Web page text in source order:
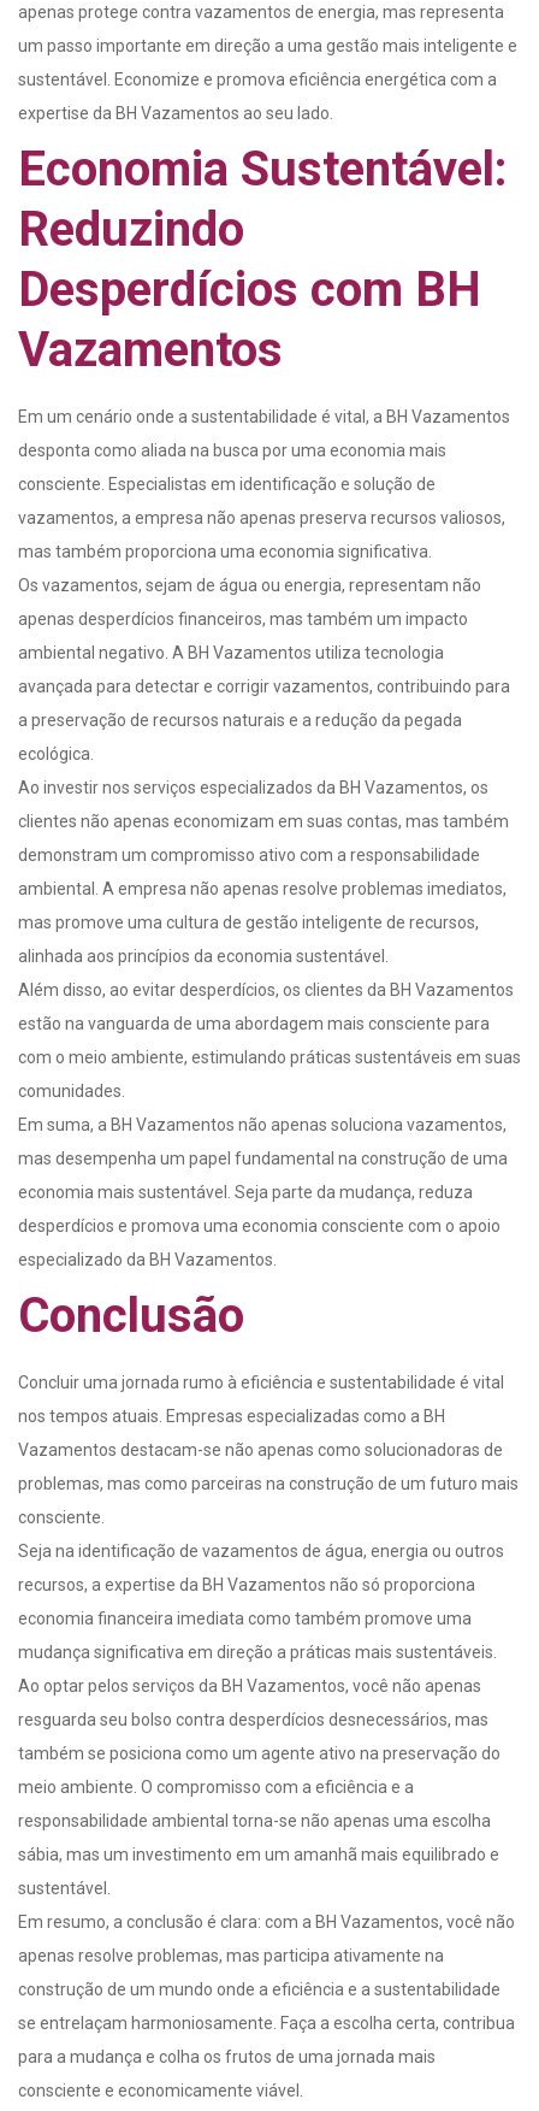
apenas protege contra vazamentos de energia, mas representa
um passo importante em direção a uma gestão mais inteligente e
sustentável. Economize e promova eficiência energética com a
expertise da BH Vazamentos ao seu lado.
Economia Sustentável:
Reduzindo
Desperdícios com BH
Vazamentos
Em um cenário onde a sustentabilidade é vital, a BH Vazamentos
desponta como aliada na busca por uma economia mais
consciente. Especialistas em identificação e solução de
vazamentos, a empresa não apenas preserva recursos valiosos,
mas também proporciona uma economia significativa.
Os vazamentos, sejam de água ou energia, representam não
apenas desperdícios financeiros, mas também um impacto
ambiental negativo. A BH Vazamentos utiliza tecnologia
avançada para detectar e corrigir vazamentos, contribuindo para
a preservação de recursos naturais e a redução da pegada
ecológica.
Ao investir nos serviços especializados da BH Vazamentos, os
clientes não apenas economizam em suas contas, mas também
demonstram um compromisso ativo com a responsabilidade
ambiental. A empresa não apenas resolve problemas imediatos,
mas promove uma cultura de gestão inteligente de recursos,
alinhada aos princípios da economia sustentável.
Além disso, ao evitar desperdícios, os clientes da BH Vazamentos
estão na vanguarda de uma abordagem mais consciente para
com o meio ambiente, estimulando práticas sustentáveis em suas
comunidades.
Em suma, a BH Vazamentos não apenas soluciona vazamentos,
mas desempenha um papel fundamental na construção de uma
economia mais sustentável. Seja parte da mudança, reduza
desperdícios e promova uma economia consciente com o apoio
especializado da BH Vazamentos.
Conclusão
Concluir uma jornada rumo à eficiência e sustentabilidade é vital
nos tempos atuais. Empresas especializadas como a BH
Vazamentos destacam-se não apenas como solucionadoras de
problemas, mas como parceiras na construção de um futuro mais
consciente.
Seja na identificação de vazamentos de água, energia ou outros
recursos, a expertise da BH Vazamentos não só proporciona
economia financeira imediata como também promove uma
mudança significativa em direção a práticas mais sustentáveis.
Ao optar pelos serviços da BH Vazamentos, você não apenas
resguarda seu bolso contra desperdícios desnecessários, mas
também se posiciona como um agente ativo na preservação do
meio ambiente. O compromisso com a eficiência e a
responsabilidade ambiental torna-se não apenas uma escolha
sábia, mas um investimento em um amanhã mais equilibrado e
sustentável.
Em resumo, a conclusão é clara: com a BH Vazamentos, você não
apenas resolve problemas, mas participa ativamente na
construção de um mundo onde a eficiência e a sustentabilidade
se entrelaçam harmoniosamente. Faça a escolha certa, contribua
para a mudança e colha os frutos de uma jornada mais
consciente e economicamente viável.